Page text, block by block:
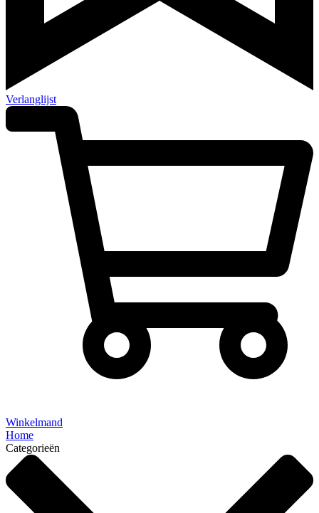
Verlanglijst
Winkelmand
Home
Categorieën